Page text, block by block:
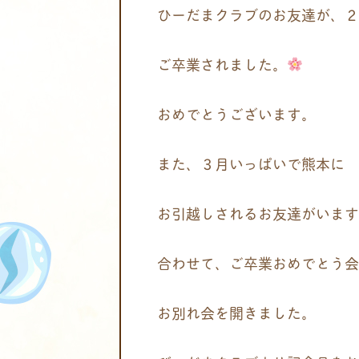
ひーだまクラブのお友達が、
ご卒業されました。
おめでとうございます。
また、３月いっぱいで熊本に
お引越しされるお友達がいます
合わせて、ご卒業おめでとう
お別れ会を開きました。